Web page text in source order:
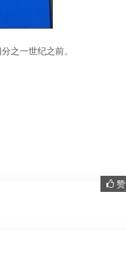
之一世纪之前。